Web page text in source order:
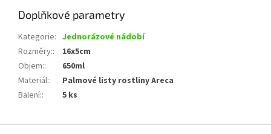
Doplňkové parametry
Kategorie: Jednorázové nádobí
Rozměry::
16x5cm
Objem::
650ml
Materiál::
Palmové listy rostliny Areca
Balení:: 5 ks